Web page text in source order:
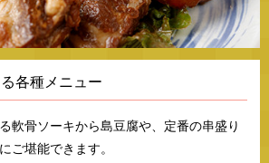
各種メニュー
軟骨ソーキから島豆腐や、 定番の串盛り
ご堪能できます。